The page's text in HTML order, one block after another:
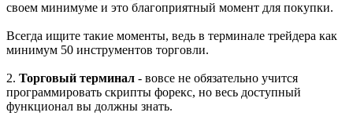
своем минимуме и это благоприятный момент для покупки.
Всегда ищите такие моменты, ведь в терминале трейдера как
минимум 50 инструментов торговли.
2. Торговый терминал - вовсе не обязательно учится
программировать скрипты форекс, но весь доступный
функционал вы должны знать.